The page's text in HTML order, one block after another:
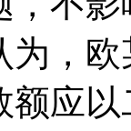
为，
应